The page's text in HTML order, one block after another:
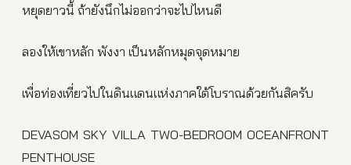
หยุดยาวนี้ ถ้ายังนึกไม่ออกว่าจะไปไหนดี
ลองให้เขาหลัก พังงา เป็นหลักหมุดจุดหมาย
เพื่อท่องเที่ยวไปในดินแดนแห่งภาคใต้โบราณด้วยกันสิครับ
DEVASOM SKY VILLA TWO-BEDROOM OCEANFRONT
PENTHOUSE